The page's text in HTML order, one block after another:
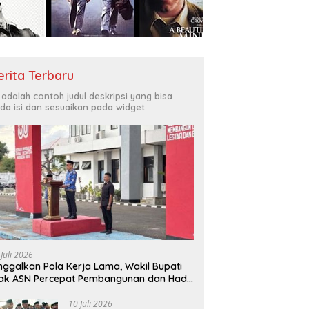
Terbaru
adalah contoh judul deskripsi yang bisa
isi dan sesuaikan pada widget
2026
Pola Kerja Lama, Wakil Bupati
ASN Percepat Pembangunan dan Hadir
10 Juli 2026